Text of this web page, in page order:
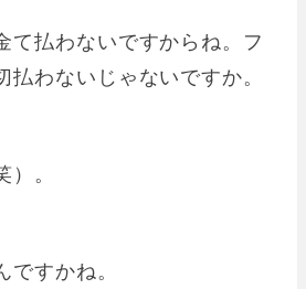
て払わないですからね。フ
払わないじゃないですか。
。
すかね。